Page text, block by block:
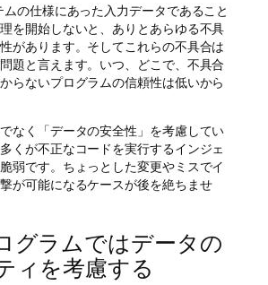
の仕様にあった入力データであること
を開始しないと、ありとあらゆる不具
があります。そしてこれらの不具合は
題と言えます。いつ、どこで、不具合
らないプログラムの信頼性は低いから
なく「データの安全性」を考慮してい
くが不正なコードを実行するインジェ
弱です。ちょっとした変更やミスでイ
が可能になるケースが後を絶ちませ
グラムではデータの
ィを考慮する